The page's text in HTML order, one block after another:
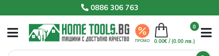
0886 306 763
ПРОМО
0
0.00€ /(0.00 лв.)